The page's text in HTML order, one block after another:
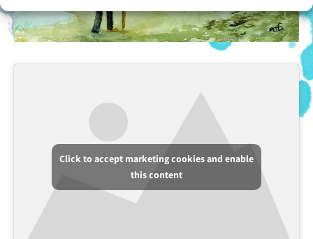
Click to accept marketing cookies and enable
this content